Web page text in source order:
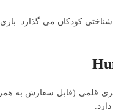
شناختی کودکان می
همراه ریموت با چند دکمه این اسباب بازی